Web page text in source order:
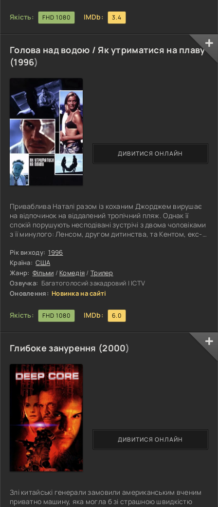
Якість: FHD 1080 IMDb: 3.4
Голова над водою / Як утриматися на плаву
(1996)
Приваблива Наталі разом із коханим Джорджем вирушає
на відпочинок на віддалений тропічний пляж. Однак її
спокій порушують несподівані зустрічі з двома чоловіками
з її минулого: Ленсом, другом дитинства, та Кентом, екс-
намагається зберегти вірність чоловікові, тоді як Кент не
залишає спроб її зачарувати. Їхні романтичні
протистояння перериває ланцюг катастроф, який
перевертає їхнє життя з ніг на голову і змушує забути про
інтриги. У життя Наталі
Рік виходу: 1996
Країна: США
Жанр: Фільми / Комедія /Трилер
Озвучка: Багатоголосий закадровий | ICTV
Оновлення: Новинка на сайті
Якість: FHD 1080 IMDb: 6.0
ДИВИТИСЯ ОНЛАЙН
Глибоке занурення (2000)
Злі китайські генерали замовили американським вченим
приватно машину, яка могла б зі страшною швидкістю
ДИВИТИСЯ ОНЛАЙН